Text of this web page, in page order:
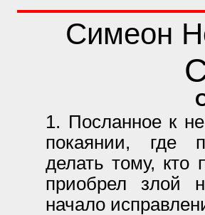
Симеон
1. Посланное к
покаянии, где
делать тому, кто
приобрел злой
начало